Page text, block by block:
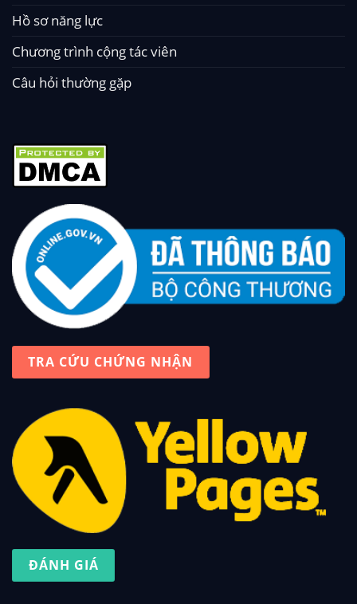
Hồ sơ năng lực
Chương trình cộng tác viên
Câu hỏi thường gặp
TRA CỨU CHỨNG NHẬN
ĐÁNH GIÁ